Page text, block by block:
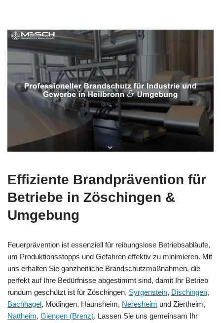
Effiziente Brandprävention für
Betriebe in Zöschingen &
Umgebung
Feuerprävention ist essenziell für reibungslose Betriebsabläufe,
um Produktionsstopps und Gefahren effektiv zu minimieren. Mit
uns erhalten Sie ganzheitliche Brandschutzmaßnahmen, die
perfekt auf Ihre Bedürfnisse abgestimmt sind, damit Ihr Betrieb
rundum geschützt ist für Zöschingen, Syrgenstein, Dischingen,
Bachhagel, Mödingen, Haunsheim, Neresheim und Ziertheim,
Nattheim, Giengen (Brenz). Lassen Sie uns gemeinsam Ihr